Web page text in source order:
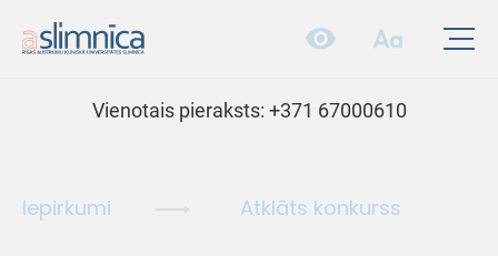
Vienotais pieraksts: +371 67000610
Iepirkumi Atklāts konkurss